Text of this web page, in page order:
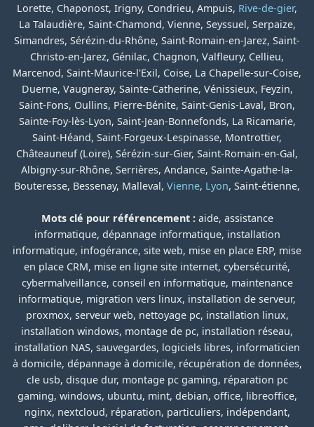
Lorette, Chaponost, Irigny, Condrieu, Ampuis, Rive-de-gier,
La Talaudière, Saint-Chamond, Vienne, Seyssuel, Serpaize,
Simandres, Sérézin-du-Rhône, Saint-Romain-en-Jarez, Saint-
Christo-en-Jarez, Génilac, Chagnon, Valfleury, Cellieu,
Marcenod, Saint-Maurice-l'Exil, Coise, La Chapelle-sur-Coise,
Duerne, Vaugneray, Sainte-Catherine, Vénissieux, Feyzin,
Saint-Fons, Oullins, Pierre-Bénite, Saint-Genis-Laval, Bron,
Sainte-Foy-lès-Lyon, Saint-Jean-Bonnefonds, La Ricamarie,
Saint-Héand, Saint-Forgeux-Lespinasse, Montrottier,
Châteauneuf (Loire), Sérézin-sur-Gier, Saint-Romain-en-Gal,
Albigny-sur-Rhône, Serrières, Andance, Sainte-Agathe-la-
Bouteresse, Bessenay, Malleval, Vienne, Lyon, Saint-étienne,
Mots clé pour référencement :aide, assistance
informatique, dépannage informatique, installation
informatique, infogérance, site web, mise en place ERP, mise
en place CRM, mise en ligne site internet, cybersécurité,
cybermalveillance, conseil en informatique, maintenance
informatique, migration vers linux, installation de serveur,
proxmox, serveur web, nettoyage pc, installation linux,
installation windows, montage de pc, installation réseau,
installation NAS, sauvegardes, logiciels libres, informaticien
à domicile, dépannage à domicile, récupération de données,
cle usb, disque dur, montage pc gaming, réparation pc
gaming, windows, ubuntu, mint, debian, office, libreoffice,
nginx, nextcloud, réparation, particuliers, indépendant,